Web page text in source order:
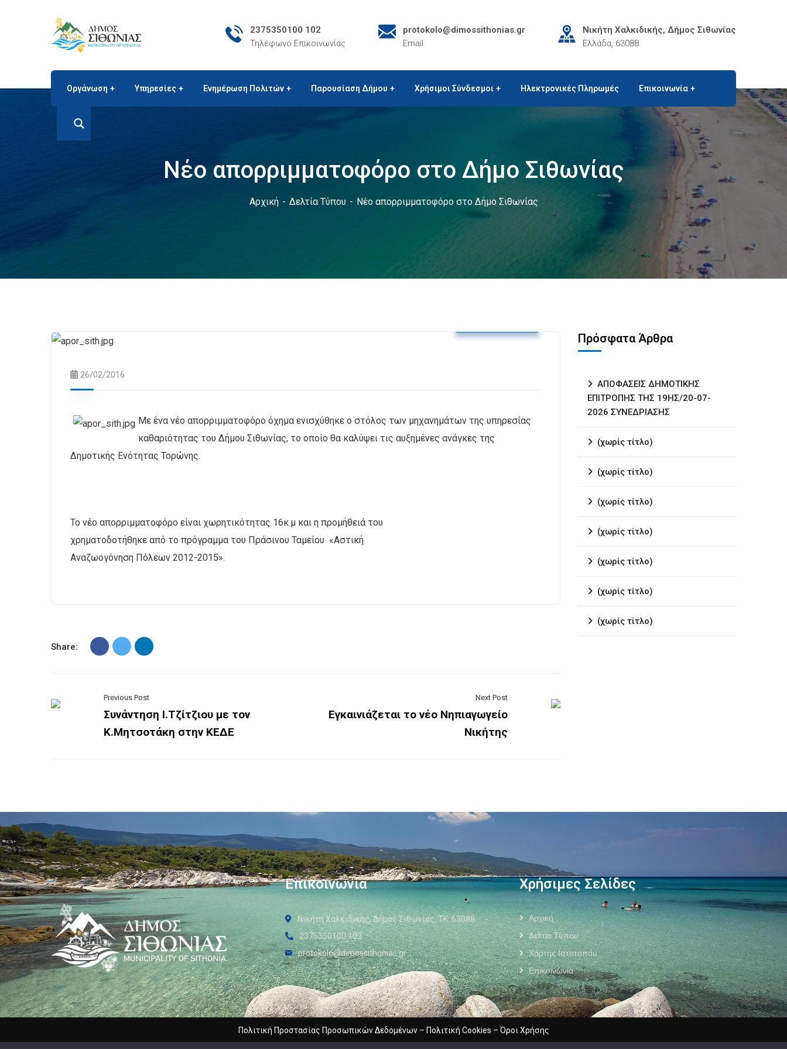
2375350100 102
Τηλέφωνο Επικοινωνίας
protokolo@dimossithonias.gr
Email
Νικήτη Χαλκιδικής, Δήμος Σιθωνίας
Ελλάδα, 63088
Οργάνωση Υπηρεσίες Ενημέρωση Πολιτών Παρουσίαση Δήμου Χρήσιμοι Σύνδεσμοι Ηλεκτρονικές Πληρωμές Επικοινωνία
Νέο απορριμματοφόρο στο Δήμο Σιθωνίας
Αρχική Δελτία Τύπου Νέο απορριμματοφόρο στο Δήμο Σιθωνίας
26/02/2016
Με ένα νέο απορριμματοφόρο όχημα ενισχύθηκε ο στόλος των μηχανημάτων της υπηρεσίας
καθαριότητας του Δήμου Σιθωνίας, το οποίο θα καλύψει τις αυξημένες ανάγκες της
Δημοτικής Ενότητας Τορώνης.
Το νέο απορριμματοφόρο είναι χωρητικότητας 16κ.μ και η προμήθειά του
χρηματοδοτήθηκε από το πρόγραμμα του Πράσινου Ταμείου «Αστική
Αναζωογόνηση Πόλεων 2012-2015».
Share:
Previous Post
Συνάντηση Ι.Τζίτζιου με τον
Κ.Μητσοτάκη στην ΚΕΔΕ
Next Post
Εγκαινιάζεται το νέο Νηπιαγωγείο
Νικήτης
Πρόσφατα Άρθρα
ΑΠΟΦΑΣΕΙΣ ΔΗΜΟΤΙΚΗΣ
ΕΠΙΤΡΟΠΗΣ ΤΗΣ 19ΗΣ/20-07-
2026 ΣΥΝΕΔΡΙΑΣΗΣ
(χωρίς τίτλο)
(χωρίς τίτλο)
(χωρίς τίτλο)
(χωρίς τίτλο)
(χωρίς τίτλο)
(χωρίς τίτλο)
(χωρίς τίτλο)
Επικοινωνία
Νικήτη Χαλκιδικής, Δήμος Σιθωνίας, ΤΚ: 63088
2375350100 102
protokolo@dimossithonias.gr
Χρήσιμες Σελίδες
Αρχική
Δελτία Τύπου
Χάρτης Ιστοτόπου
Επικοινωνία
Πολιτική Προστασίας Προσωπικών Δεδομένων– Πολιτική Cookies –Όροι Χρήσης